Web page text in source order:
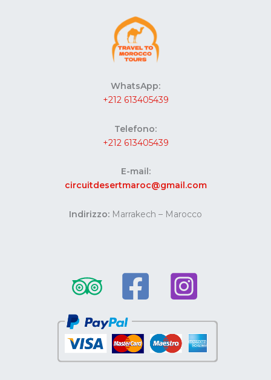
WhatsApp:
+212 613405439
Telefono:
+212 613405439
E-mail:
circuitdesertmaroc@gmail.com
Indirizzo: Marrakech – Marocco